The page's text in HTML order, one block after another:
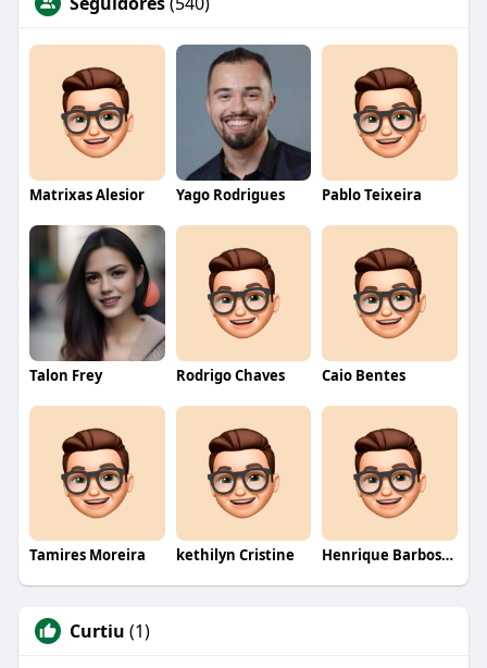
Matrixas Alesior Yago Rodrigues Pablo Teixeira
Talon Frey Rodrigo Chaves Caio Bentes
Tamires Moreira kethilyn Cristine Henrique Barbosa Yokobataki
Curtiu (1)